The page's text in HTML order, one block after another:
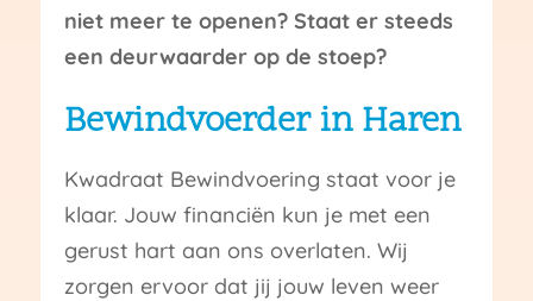
niet meer te openen? Staat er steeds
een deurwaarder op de stoep?
Bewindvoerder in Haren
Kwadraat Bewindvoering staat voor je
klaar. Jouw financiën kun je met een
gerust hart aan ons overlaten. Wij
zorgen ervoor dat jij jouw leven weer